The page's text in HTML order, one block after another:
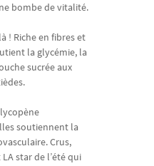
bombe de vitalité.
! Riche en fibres et
la glycémie, la
sucrée aux
soutiennent la
Crus,
star de l’été qui